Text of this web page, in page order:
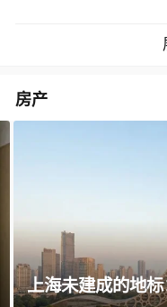
房产
上海未建成的地